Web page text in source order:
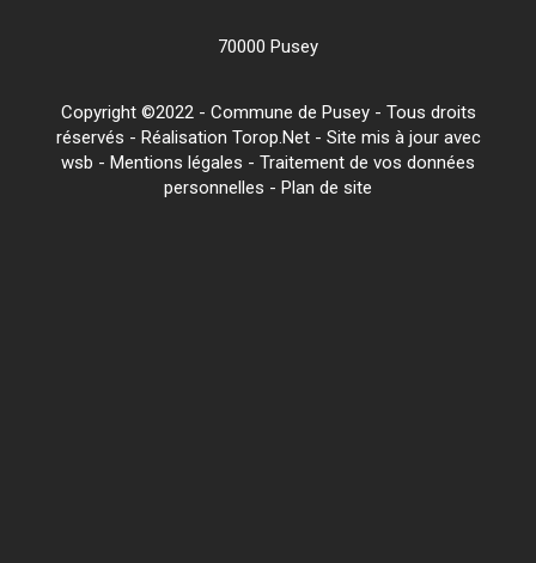
70000 Pusey
Copyright ©2022 - Commune de Pusey - Tous droits
réservés - Réalisation Torop.Net - Site mis à jour avec
wsb - Mentions légales - Traitement de vos données
personnelles - Plan de site